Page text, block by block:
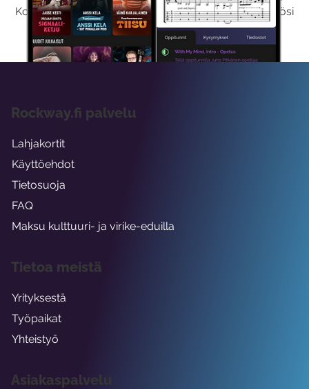
Kokeilemalla ilmaiseksi saat koko sisältömme käyttöösi
viikon ajaksi.
Asiakaspalvelu
Rockway.fi palvelu
Lahjakortit
Käyttöehdot
Tietosuoja
FAQ
Maksu kulttuuri- ja virike-eduilla
Tietoa meistä
Yrityksestä
Työpaikat
Yhteistyö